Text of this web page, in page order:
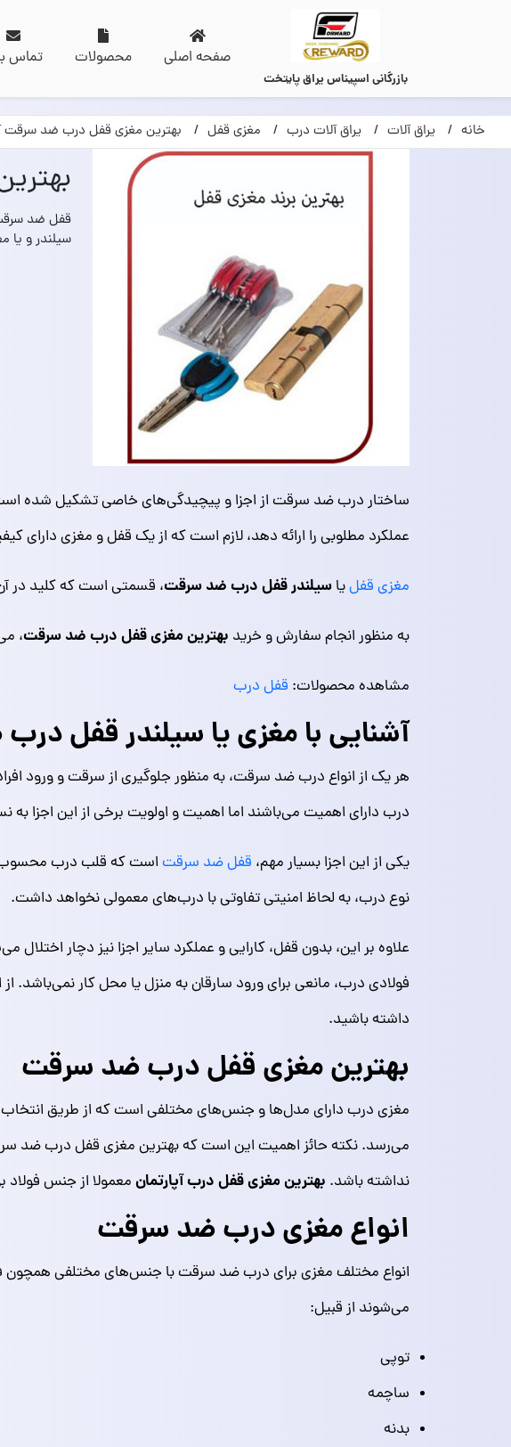
بازرگانی اسپیناس یراق پایتخت
صفحه اصلی محصولات تماس
خانه یراق آلات یراق آلات درب مغزی قفل بهترین مغزی قفل درب ضد سرقت
قفل ضد سرقت
سیلندر و یا
ساختار درب ضد سرقت از اجزا و پیچیدگی‌های خاصی تشکیل شده
عملکرد مطلوبی را ارائه دهد، لازم است که از یک قفل و مغزی دارای
مغزی قفلیاسیلندر قفل درب ضد سرقت، قسمتی است که کلید در
به منظور انجام سفارش و خرید بهترین مغزی قفل درب ضد سرقت،
مشاهده محصولات: قفل درب
آشنایی با مغزی یا سیلندر قفل
هر یک از انواع درب ضد سرقت، به منظور جلوگیری از سرقت و ورود
درب دارای اهمیت می‌باشند اما اهمیت و اولویت برخی از این اجزا به
یکی از این اجزا بسیار مهم، قفل ضد سرقتاست که قلب درب محسوب
نوع درب، به لحاظ امنیتی تفاوتی با درب‌های معمولی نخواهد داشت.
علاوه بر این، بدون قفل، کارایی و عملکرد سایر اجزا نیز دچار
فولادی درب، مانعی برای ورود سارقان به منزل یا محل کار
داشته باشید.
بهترین مغزی قفل درب ضد سرقت
مغزی درب دارای مدل‌ها و جنس‌های مختلفی است که از طریق
می‌رسد. نکته حائز اهمیت این است که بهترین مغزی قفل درب ضد
نداشته باشد. بهترین مغزی قفل درب آپارتمانمعمولا از جنس فولاد
انواع مغزی درب ضد سرقت
انواع مختلف مغزی برای درب ضد سرقت با جنس‌های مختلفی همچون
می‌شوند از قبیل:
توپی
ساچمه
بدنه